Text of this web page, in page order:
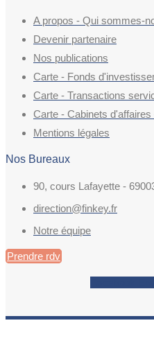
A propos - Qui sommes-
Devenir partenaire
Nos publications
Carte - Fonds
Carte - Transactions
Carte - Cabinets
Mentions légales
Nos Bureaux
90, cours Lafayette -
direction@finkey.fr
Notre équipe
Prendre rdv